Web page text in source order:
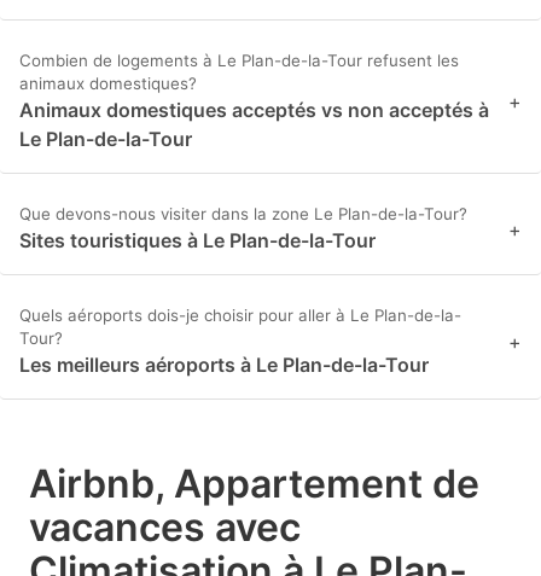
Combien de logements à Le Plan-de-la-Tour refusent les
animaux domestiques?
Animaux domestiques acceptés vs non acceptés à
Le Plan-de-la-Tour
+
Que devons-nous visiter dans la zone Le Plan-de-la-Tour?
Sites touristiques à Le Plan-de-la-Tour +
Quels aéroports dois-je choisir pour aller à Le Plan-de-la-
Tour?
Les meilleurs aéroports à Le Plan-de-la-Tour
+
Airbnb, Appartement de
vacances avec